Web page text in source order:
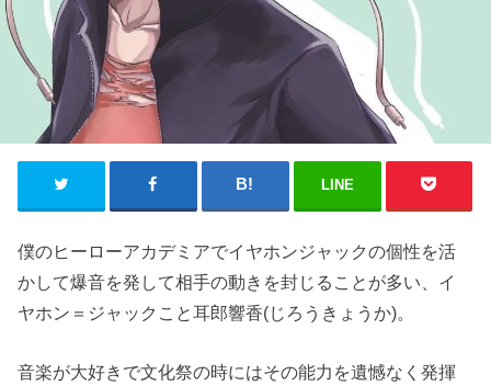
LINE
僕のヒーローアカデミアでイヤホンジャックの個性を活
かして爆音を発して相手の動きを封じることが多い、イ
ヤホン＝ジャックこと耳郎響香(じろうきょうか)。
音楽が大好きで文化祭の時にはその能力を遺憾なく発揮